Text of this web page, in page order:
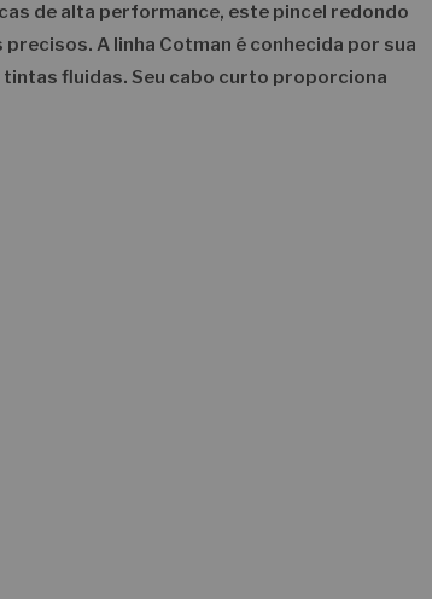
de alta performance, este pincel redondo
A linha Cotman é conhecida por sua
fluidas. Seu cabo curto proporciona